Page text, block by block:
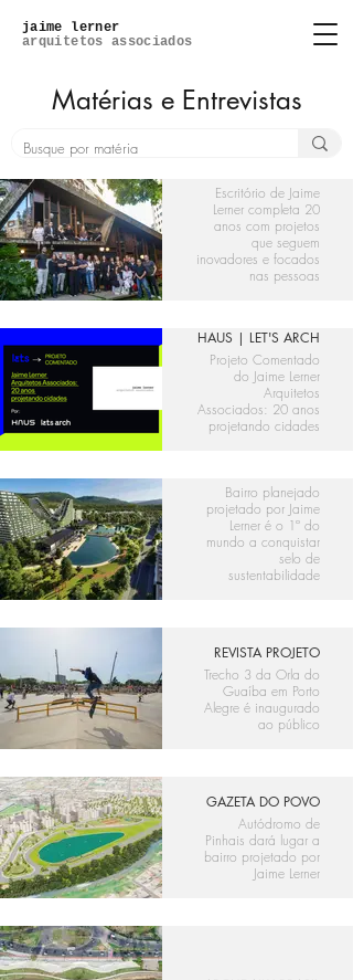
jaime lerner
arquitetos associados
Matérias e Entrevistas
Escritório de Jaime
Lerner completa 20
anos com projetos
que seguem
inovadores e focados
nas pessoas
HAUS | LET'S ARCH
Projeto Comentado
do Jaime Lerner
Arquitetos
Associados: 20 anos
projetando cidades
Bairro planejado
projetado por Jaime
Lerner é o 1º do
mundo a conquistar
selo de
sustentabilidade
REVISTA PROJETO
Trecho 3 da Orla do
Guaíba em Porto
Alegre é inaugurado
ao público
GAZETA DO POVO
Autódromo de
Pinhais dará lugar a
bairro projetado por
Jaime Lerner